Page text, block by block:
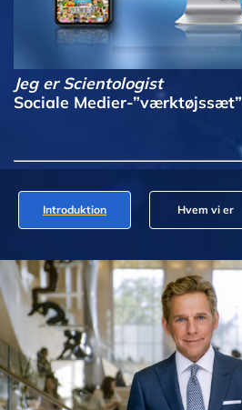
Jeg er Scientologist
Sociale Medier-”værktøjssæt”
Introduktion Hvem vi er